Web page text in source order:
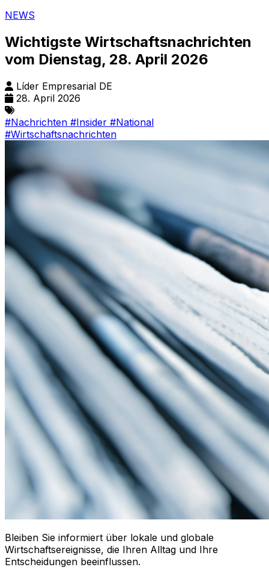
NEWS
Wichtigste Wirtschaftsnachrichten
vom Dienstag, 28. April 2026
Líder Empresarial DE
28. April 2026
#Nachrichten #Insider #National
#Wirtschaftsnachrichten
Bleiben Sie informiert über lokale und globale
Wirtschaftsereignisse, die Ihren Alltag und Ihre
Entscheidungen beeinflussen.